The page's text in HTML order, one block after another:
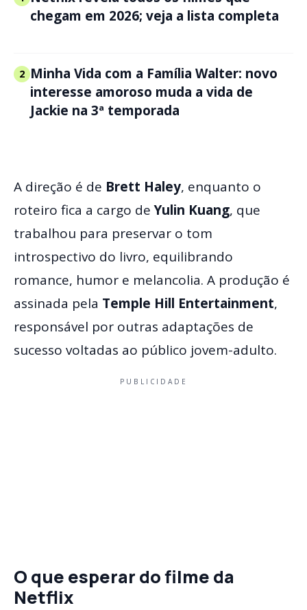
chegam em 2026; veja a lista completa
2 Minha Vida com a Família Walter: novo
interesse amoroso muda a vida de
Jackie na 3ª temporada
A direção é de Brett Haley, enquanto o
roteiro fica a cargo deYulin Kuang, que
trabalhou para preservar o tom
introspectivo do livro, equilibrando
romance, humor e melancolia. A produção é
assinada pela Temple Hill Entertainment,
responsável por outras adaptações de
sucesso voltadas ao público jovem-adulto.
PUBLICIDADE
O que esperar do filme da
Netflix